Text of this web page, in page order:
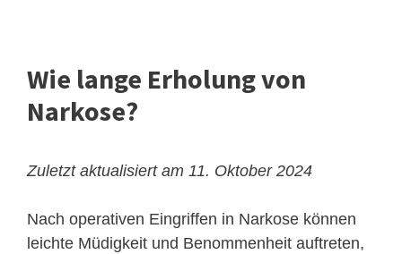
Wie lange Erholung von
Narkose?
Zuletzt aktualisiert am 11. Oktober 2024
Nach operativen Eingriffen in Narkose können
leichte Müdigkeit und Benommenheit auftreten,